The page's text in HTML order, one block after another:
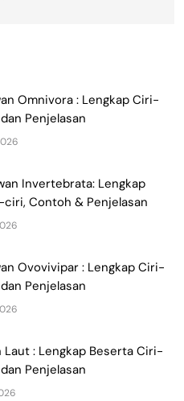
Omnivora : Lengkap Ciri-
Penjelasan
Invertebrata: Lengkap
Contoh & Penjelasan
Ovovivipar : Lengkap Ciri-
Penjelasan
Laut : Lengkap Beserta Ciri-
Penjelasan